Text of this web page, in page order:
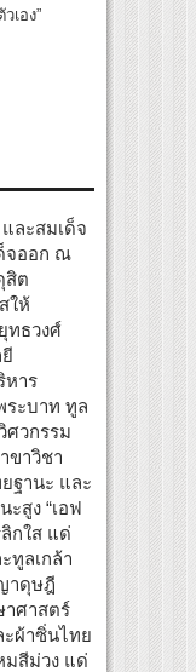
เอง”
ละสมเด็จ
จออก ณ
สิต
ให้
ทธวงศ์
หาร
ระบาท ทูล
ศวกรรม
าวิชา
ฐานะ และ
สูง “เอฟ
กใส แด่
ทูลเกล้า
าดุษฎี
ศาสตร์
ผ้าซิ่นไทย
มสีม่วง แด่